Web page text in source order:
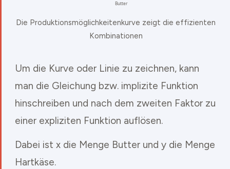
Die Produktionsmöglichkeitenkurve zeigt die effizienten
Kombinationen
Um die Kurve oder Linie zu zeichnen, kann
man die Gleichung bzw. implizite Funktion
hinschreiben und nach dem zweiten Faktor zu
einer expliziten Funktion auflösen.
Dabei ist x die Menge Butter und y die Menge
Hartkäse.